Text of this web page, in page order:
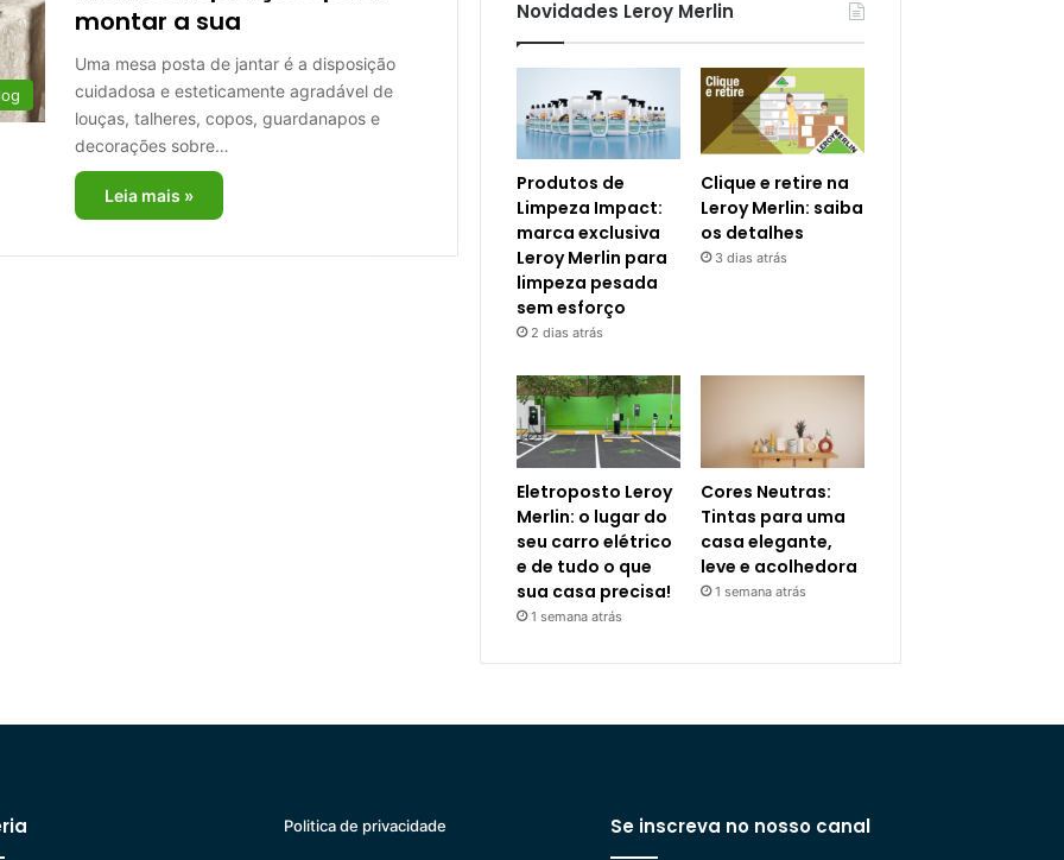
montar a sua
Uma mesa posta de jantar é a disposição
cuidadosa e esteticamente agradável de
louças, talheres, copos, guardanapos e
decorações sobre…
Leia mais »
Novidades Leroy Merlin
Produtos de
Limpeza Impact:
marca exclusiva
Leroy Merlin para
limpeza pesada
sem esforço
2 dias atrás
Clique e retire na
Leroy Merlin: saiba
os detalhes
3 dias atrás
Eletroposto Leroy
Merlin: o lugar do
seu carro elétrico
e de tudo o que
sua casa precisa!
1 semana atrás
Cores Neutras:
Tintas para uma
casa elegante,
leve e acolhedora
1 semana atrás
Politica de privacidade Se inscreva no nosso canal